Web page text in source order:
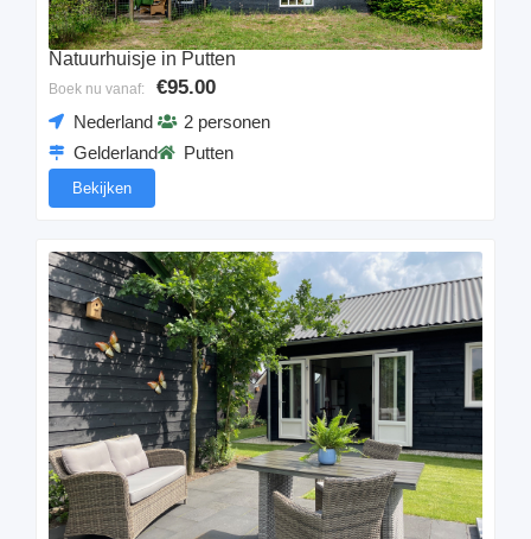
Natuurhuisje in Putten
Boek nu vanaf: €95.00
Nederland
Gelderland
2 personen
Putten
Bekijken